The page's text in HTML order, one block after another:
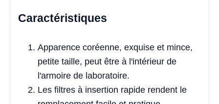
Caractéristiques
Apparence coréenne, exquise et mince,
petite taille, peut être à l'intérieur de
l'armoire de laboratoire.
Les filtres à insertion rapide rendent le